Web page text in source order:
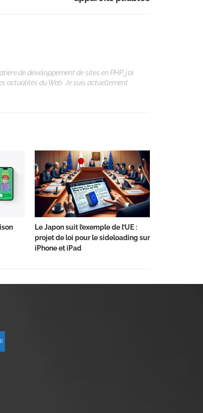
de développement de sites en PHP, j’ai
actualités du Web. Je suis actuellement
Le Japon suit l’exemple de l’UE :
projet de loi pour le sideloading sur
iPhone et iPad